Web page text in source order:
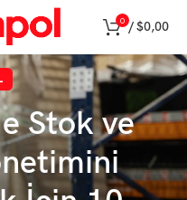
0 /$0,00
Stok ve